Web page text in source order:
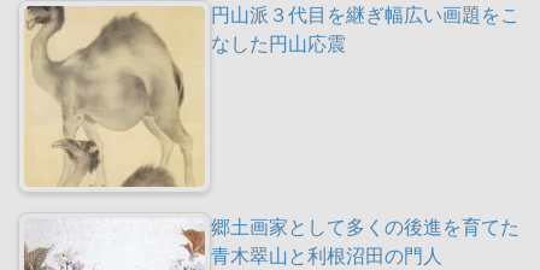
円山派３代目を継ぎ幅広い画題をこ
なした円山応震
郷土画家として多くの後進を育てた
青木翠山と利根沼田の門人